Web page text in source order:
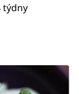
týdny